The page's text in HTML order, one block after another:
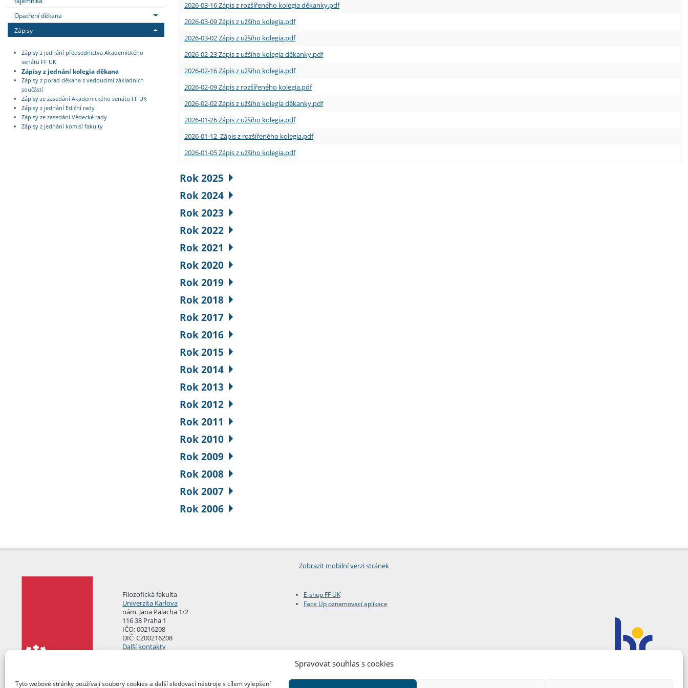
Spravovat souhlas s cookies
Tyto webové stránky používají soubory cookies a další sledovací nástroje s cílem vylepšení
Opatření děkana
Zápisy
Zápisy z jednání předsednictva Akademického
senátu FF UK
Zápisy z jednání kolegia děkana
Zápisy z porad děkana s vedoucími základních
součástí
Zápisy ze zasedání Akademického senátu FF UK
Zápisy z jednání Ediční rady
Zápisy ze zasedání Vědecké rady
Zápisy z jednání komisí fakulty
2026-03-16 Zápis z rozšířeného kolegia děkanky.pdf
2026-03-09 Zápis z užšího kolegia.pdf
2026-03-02 Zápis z užšího kolegia.pdf
2026-02-23 Zápis z užšího kolegia děkanky.pdf
2026-02-16 Zápis z užšího kolegia.pdf
2026-02-09 Zápis z rozšířeného kolegia.pdf
2026-02-02 Zápis z užšího kolegia děkanky.pdf
2026-01-26 Zápis z užšího kolegia.pdf
2026-01-12 Zápis z rozšířeného kolegia.pdf
2026-01-05 Zápis z užšího kolegia.pdf
Rok 2025
Rok 2024
Rok 2023
Rok 2022
Rok 2021
Rok 2020
Rok 2019
Rok 2018
Rok 2017
Rok 2016
Rok 2015
Rok 2014
Rok 2013
Rok 2012
Rok 2011
Rok 2010
Rok 2009
Rok 2008
Rok 2007
Rok 2006
Zobrazit mobilní verzi stránek
Filozofická fakulta
Univerzita Karlova
nám. Jana Palacha 1/2
116 38 Praha 1
IČO: 00216208
DIČ: CZ00216208
Další kontakty
E-shop FF UK
Face Up oznamovací aplikace